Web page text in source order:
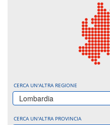
CERCA UN'ALTRA REGIONE
Lombardia
CERCA UN'ALTRA PROVINCIA